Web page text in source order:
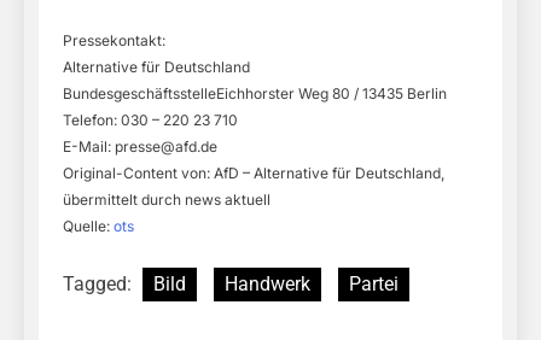
Pressekontakt:
Alternative für Deutschland
BundesgeschäftsstelleEichhorster Weg 80 / 13435 Berlin
Telefon: 030 – 220 23 710
E-Mail: presse@afd.de
Original-Content von: AfD – Alternative für Deutschland,
übermittelt durch news aktuell
Quelle: ots
Tagged: Bild Handwerk Partei